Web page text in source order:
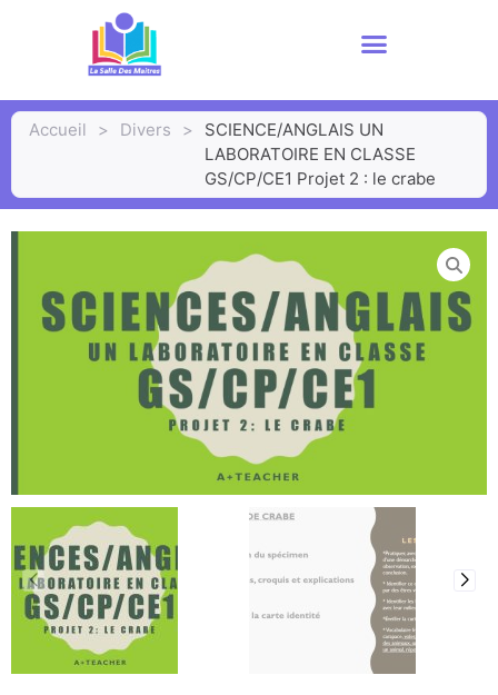
Accueil > Divers >
SCIENCE/ANGLAIS UN
LABORATOIRE EN CLASSE
GS/CP/CE1 Projet 2 : le crabe